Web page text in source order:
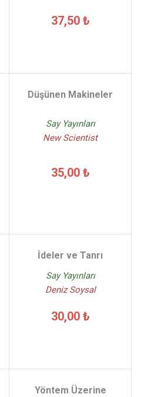
37,50 ₺
Düşünen Makineler
Say Yayınları
New Scientist
35,00 ₺
İdeler ve Tanrı
Say Yayınları
Deniz Soysal
30,00 ₺
Yöntem Üzerine